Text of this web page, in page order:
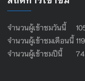
จำนวนผู้เข้าชมวันนี้
จำนวนผู้เข้าชมเดือนนี้
จำนวนผู้เข้าชมปีนี้